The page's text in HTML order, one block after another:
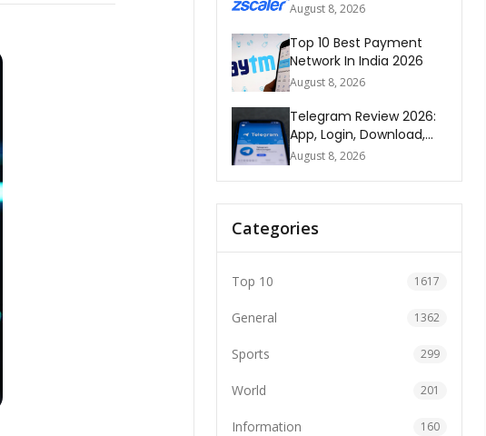
Companies In America
August 8, 2026
Top 10 Best Payment
Network In India 2026
August 8, 2026
Telegram Review 2026:
App, Login, Download,
Web, Signup & FAQs
August 8, 2026
Categories
Top 10 1617
General 1362
Sports 299
World 201
Information 160